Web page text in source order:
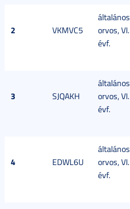
2 VKMVC5
általános
orvos, VI.
évf.
3 SJQAKH
általános
orvos, VI.
évf.
4 EDWL6U
általános
orvos, VI.
évf.